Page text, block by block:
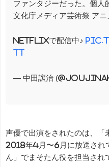
ファンタジーだった。個人
文化庁メディア芸術祭 アニ
Netflixで配信中♪
tT
— 中田譲治
声優で出演をされたのは、「
2018年4月〜6月に放送され
ん」でまそたん役を担当され